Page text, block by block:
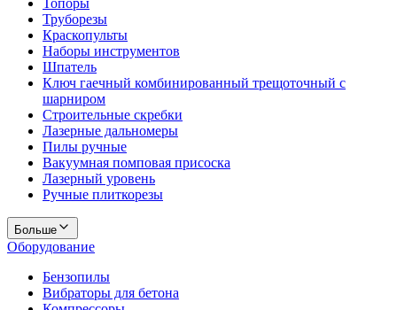
Труборезы
Краскопульты
Наборы инструментов
Шпатель
Ключ гаечный комбинированный трещоточный с
шарниром
Строительные скребки
Лазерные дальномеры
Пилы ручные
Вакуумная помповая присоска
Лазерный уровень
Ручные плиткорезы
Больше
Оборудование
Бензопилы
Вибраторы для бетона